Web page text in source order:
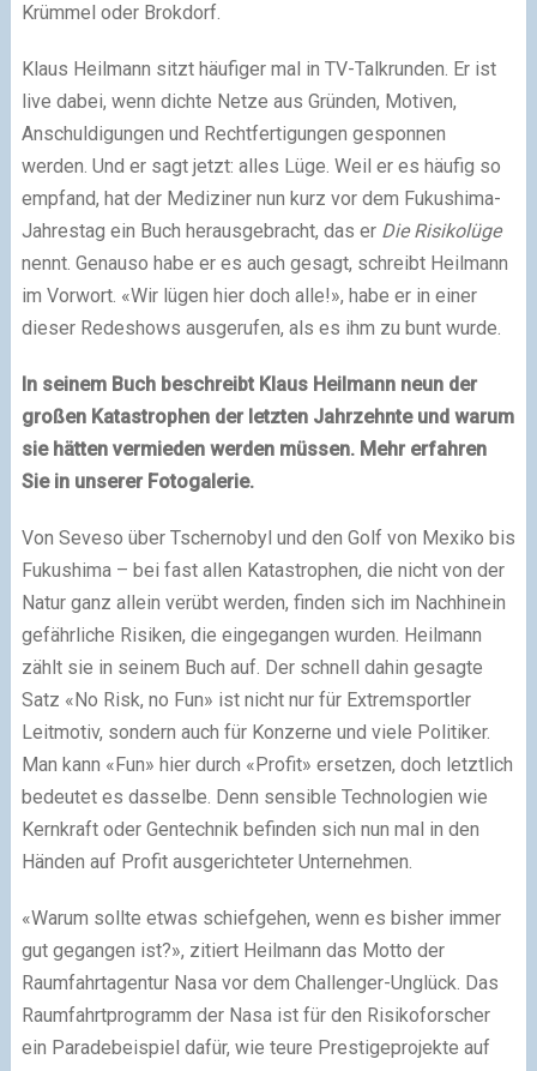
Krümmel oder Brokdorf.
Klaus Heilmann sitzt häufiger mal in TV-Talkrunden. Er ist
live dabei, wenn dichte Netze aus Gründen, Motiven,
Anschuldigungen und Rechtfertigungen gesponnen
werden. Und er sagt jetzt: alles Lüge. Weil er es häufig so
empfand, hat der Mediziner nun kurz vor dem Fukushima-
Jahrestag ein Buch herausgebracht, das er Die Risikolüge
nennt. Genauso habe er es auch gesagt, schreibt Heilmann
im Vorwort. «Wir lügen hier doch alle!», habe er in einer
dieser Redeshows ausgerufen, als es ihm zu bunt wurde.
In seinem Buch beschreibt Klaus Heilmann neun der
großen Katastrophen der letzten Jahrzehnte und warum
sie hätten vermieden werden müssen. Mehr erfahren
Sie in unserer Fotogalerie.
Von Seveso über Tschernobyl und den Golf von Mexiko bis
Fukushima – bei fast allen Katastrophen, die nicht von der
Natur ganz allein verübt werden, finden sich im Nachhinein
gefährliche Risiken, die eingegangen wurden. Heilmann
zählt sie in seinem Buch auf. Der schnell dahin gesagte
Satz «No Risk, no Fun» ist nicht nur für Extremsportler
Leitmotiv, sondern auch für Konzerne und viele Politiker.
Man kann «Fun» hier durch «Profit» ersetzen, doch letztlich
bedeutet es dasselbe. Denn sensible Technologien wie
Kernkraft oder Gentechnik befinden sich nun mal in den
Händen auf Profit ausgerichteter Unternehmen.
«Warum sollte etwas schiefgehen, wenn es bisher immer
gut gegangen ist?», zitiert Heilmann das Motto der
Raumfahrtagentur Nasa vor dem Challenger-Unglück. Das
Raumfahrtprogramm der Nasa ist für den Risikoforscher
ein Paradebeispiel dafür, wie teure Prestigeprojekte auf